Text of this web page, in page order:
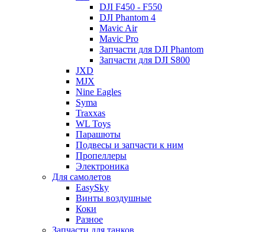
DJI F450 - F550
DJI Phantom 4
Mavic Air
Mavic Pro
Запчасти для DJI Phantom
Запчасти для DJI S800
JXD
MJX
Nine Eagles
Syma
Traxxas
WL Toys
Парашюты
Подвесы и запчасти к ним
Пропеллеры
Электроника
Для самолетов
EasySky
Винты воздушные
Коки
Разное
Запчасти для танков